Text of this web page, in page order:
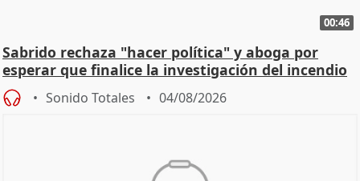
00:46
Sabrido rechaza "hacer política" y aboga por
esperar que finalice la investigación del incendio
Sonido Totales 04/08/2026